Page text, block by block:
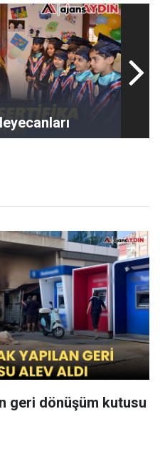
geri dönüşüm kutusu